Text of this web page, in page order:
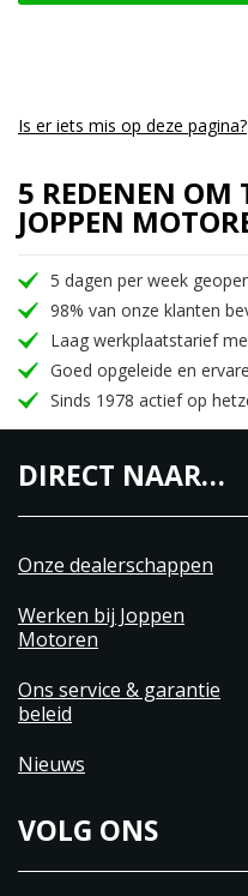
Is er iets mis op deze pagina?
5 REDENEN OM
JOPPEN
5 dagen per week
98% van onze klanten
Laag werkplaatstarief
Goed opgeleide en
Sinds 1978 actief op
DIRECT NAAR…
Onze dealerschappen
Werken bij Joppen
Motoren
Ons service & garantie
beleid
Nieuws
VOLG ONS